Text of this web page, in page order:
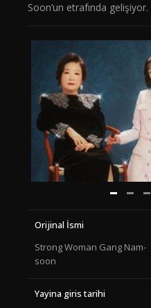
Soon’un etrafında gelişiyor.
Orijinal İsmi
Strong Woman Gang Nam-
soon
Yayina giris tarihi